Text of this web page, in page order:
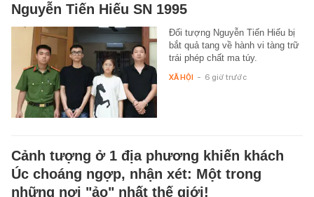
Nguyễn Tiến Hiếu SN 1995
Đối tượng Nguyễn Tiến Hiếu bị
bắt quả tang về hành vi tàng trữ
trái phép chất ma túy.
XÃ HỘI - 6 giờ trước
Cảnh tượng ở 1 địa phương khiến khách
Úc choáng ngợp, nhận xét: Một trong
những nơi "ảo" nhất thế giới!